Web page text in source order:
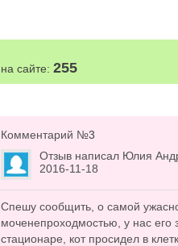
на сайте: 255
Комментарий №3
Отзыв написал Юлия
2016-11-18
Спешу сообщить, о самой
моченепроходмостью, у нас его
стационаре, кот просидел в